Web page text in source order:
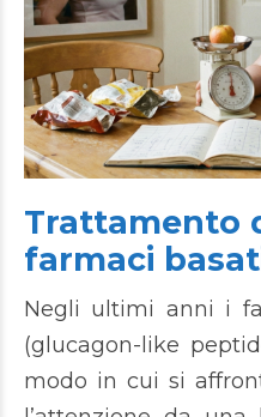
Trattamento
farmaci
Negli ultimi anni i
(glucagon-like
modo in cui si